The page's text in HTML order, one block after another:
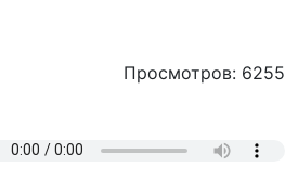
Просмотров: 6255